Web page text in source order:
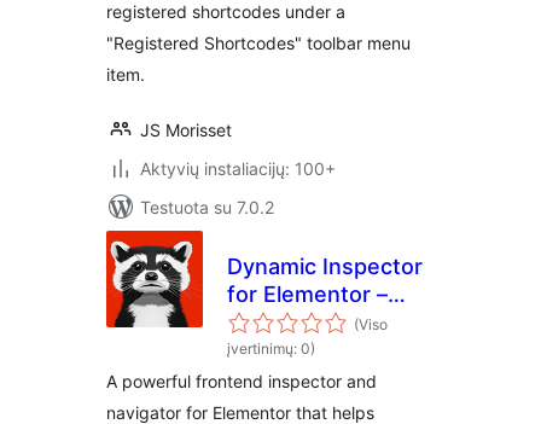
registered shortcodes under a
"Registered Shortcodes" toolbar menu
item.
JS Morisset
Aktyvių instaliacijų: 100+
Testuota su 7.0.2
Dynamic Inspector
for Elementor –
Performance
Profiler & Debugger
(Viso
įvertinimų: 0)
A powerful frontend inspector and
navigator for Elementor that helps